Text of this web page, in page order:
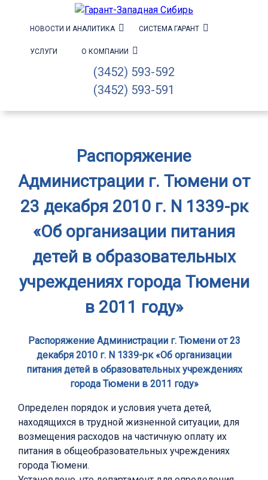
НОВОСТИ И АНАЛИТИКА СИСТЕМА ГАРАНТ
УСЛУГИ О КОМПАНИИ
(3452) 593-592
(3452) 593-591
Распоряжение
Администрации г. Тюмени от
23 декабря 2010 г. N 1339-рк
«Об организации питания
детей в образовательных
учреждениях города Тюмени
в 2011 году»
Распоряжение Администрации г. Тюмени от 23
декабря 2010 г. N 1339-рк «Об организации
питания детей в образовательных учреждениях
города Тюмени в 2011 году»
Определен порядок и условия учета детей,
находящихся в трудной жизненной ситуации, для
возмещения расходов на частичную оплату их
питания в общеобразовательных учреждениях
города Тюмени.